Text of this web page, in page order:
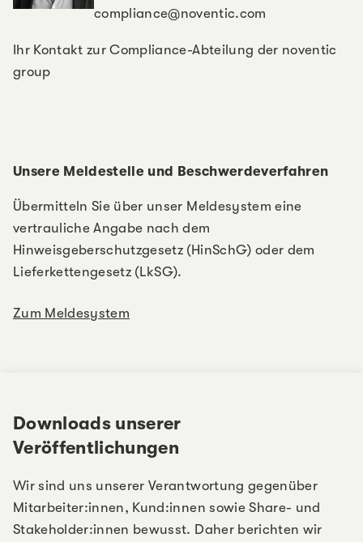
compliance@noventic.com
Ihr Kontakt zur Compliance-Abteilung der noventic
group
Unsere Meldestelle und Beschwerdeverfahren
Übermitteln Sie über unser Meldesystem eine
vertrauliche Angabe nach dem
Hinweisgeberschutzgesetz (HinSchG) oder dem
Lieferkettengesetz (LkSG).
Zum Meldesystem
Downloads unserer
Veröffentlichungen
Wir sind uns unserer Verantwortung gegenüber
Mitarbeiter:innen, Kund:innen sowie Share- und
Stakeholder:innen bewusst. Daher berichten wir